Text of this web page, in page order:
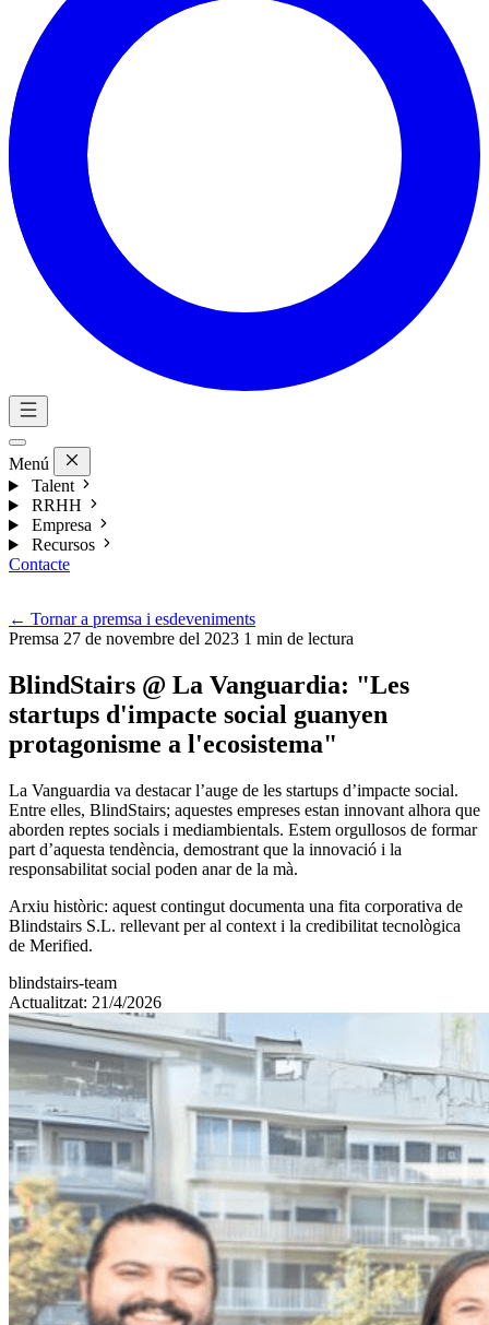
Menú
Talent
RRHH
Empresa
Recursos
Contacte
← Tornar a premsa i esdeveniments
Premsa 27 de novembre del 2023 1 min de lectura
BlindStairs @ La Vanguardia: "Les
startups d'impacte social guanyen
protagonisme a l'ecosistema"
La Vanguardia va destacar l’auge de les startups d’impacte social.
Entre elles, BlindStairs; aquestes empreses estan innovant alhora que
aborden reptes socials i mediambientals. Estem orgullosos de formar
part d’aquesta tendència, demostrant que la innovació i la
responsabilitat social poden anar de la mà.
Arxiu històric: aquest contingut documenta una fita corporativa de
Blindstairs S.L. rellevant per al context i la credibilitat tecnològica
de Merified.
blindstairs-team
Actualitzat: 21/4/2026